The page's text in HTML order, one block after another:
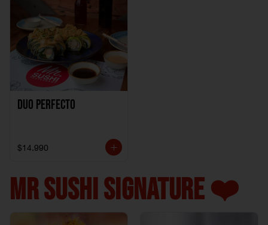
Duo perfecto
$14.990
MR SUSHI SIGNATURE ❤️